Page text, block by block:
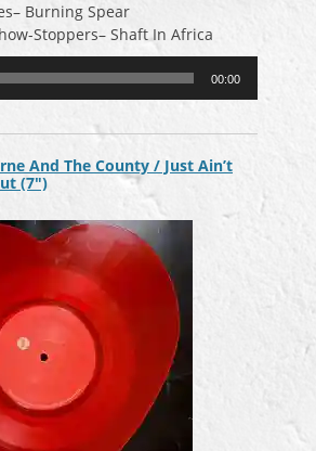
Burning Spear
Stoppers– Shaft In Africa
00:00
And The County / Just Ain’t
(7″)